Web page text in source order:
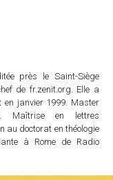
près le Saint-Siège
de fr.zenit.org. Elle a
en janvier 1999. Master
Maîtrise en lettres
au doctorat en théologie
à Rome de Radio